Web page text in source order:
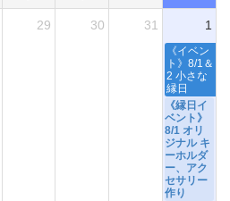
29 30 31 1
《イベン
ト》8/1＆
2 小さな
縁日
《縁日イ
ベント》
8/1 オリ
ジナル キ
ーホルダ
ー、アク
セサリー
作り